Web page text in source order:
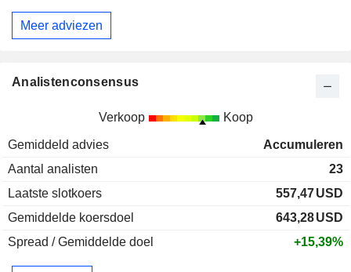
Meer adviezen
Analistenconsensus
Verkoop Koop
Gemiddeld advies
Accumuleren
Aantal analisten
23
Laatste slotkoers
557,47USD
Gemiddelde koersdoel
643,28USD
Spread / Gemiddelde doel
+15,39%